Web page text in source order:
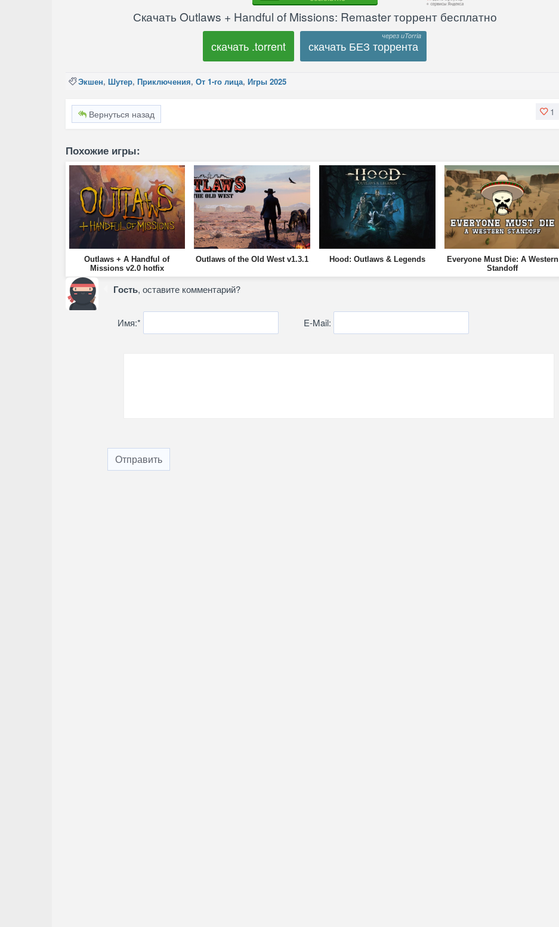
Скачать Outlaws + Handful of Missions: Remaster торрент бесплатно
скачать .torrent скачать БЕЗ торрента
Экшен, Шутер, Приключения, От 1-го лица, Игры 2025
1
Вернуться назад
Похожие игры:
Outlaws + A Handful of
Missions v2.0 hotfix
Outlaws of the Old West v1.3.1 Hood: Outlaws & Legends
Everyone Must Die: A Western
Standoff
Гость, оставите комментарий?
Имя:* E-Mail:
Отправить